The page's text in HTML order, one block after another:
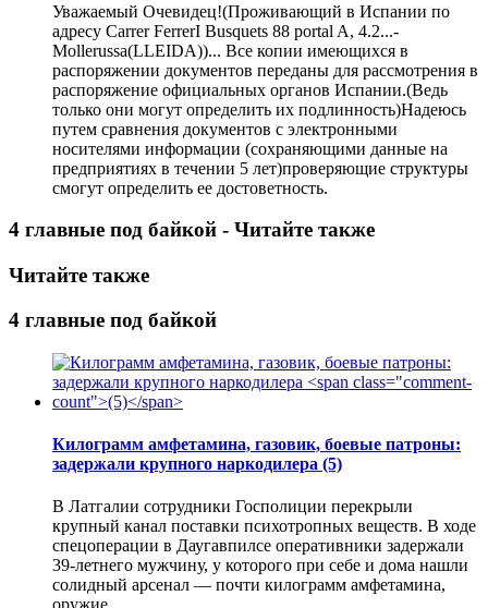
Уважаемый Очевидец!(Проживающий в Испании по
адресу Carrer FerrerI Busquets 88 portal A, 4.2...-
Mollerussa(LLEIDA))... Все копии имеющихся в
распоряжении документов переданы для рассмотрения в
распоряжение официальных органов Испании.(Ведь
только они могут определить их подлинность)Надеюсь
путем сравнения документов с электронными
носителями информации (сохраняющими данные на
предприятиях в течении 5 лет)проверяющие структуры
смогут определить ее достоветность.
4 главные под байкой - Читайте также
Читайте также
4 главные под байкой
Килограмм амфетамина, газовик, боевые патроны:
задержали крупного наркодилера (5)
В Латгалии сотрудники Госполиции перекрыли
крупный канал поставки психотропных веществ. В ходе
спецоперации в Даугавпилсе оперативники задержали
39-летнего мужчину, у которого при себе и дома нашли
солидный арсенал — почти килограмм амфетамина,